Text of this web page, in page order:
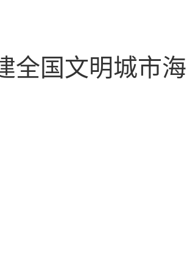
全国文明城市